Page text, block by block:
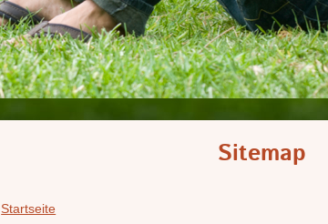
Sitemap
Startseite